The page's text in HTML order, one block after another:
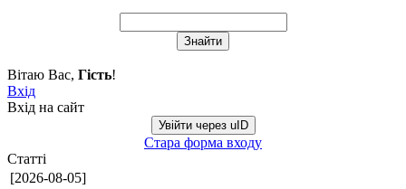
Вітаю Вас, Гість!
Вхід
Вхід на сайт
Увійти через uID
Стара форма входу
Статті
[2026-08-05]